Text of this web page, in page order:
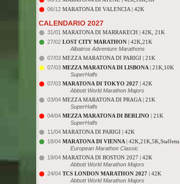
06/12 MARATONA DI VALENCIA | 42K
CALENDARIO 2027
31/01 MARATONA DI MARRAKECH | 42K, 21K
27/02 LOST CITY MARATHON | 42K,21K
Albatros Adventure Marathons
07/03 MEZZA MARATONA DI PARIGI | 21K
07/03 MEZZA MARATONA DI LISBONA | 21K,10K
SuperHalfs
07/03 MARATONA DI TOKYO 2027 | 42K
Abbott World Marathon Majors
03/04 MEZZA MARATONA DI PRAGA | 21K
SuperHalfs
04/04 MEZZA MARATONA DI BERLINO | 21K
SuperHalfs
11/04 MARATONA DI PARIGI | 42K
18/04 MARATONA DI VIENNA | 42K,21K,5K,Staffetta
European Marathon Classic
19/04 MARATONA DI BOSTON 2027 | 42K
Abbott World Marathon Majors
24/04 TCS LONDON MARATHON 2027 | 42K
Abbott World Marathon Majors